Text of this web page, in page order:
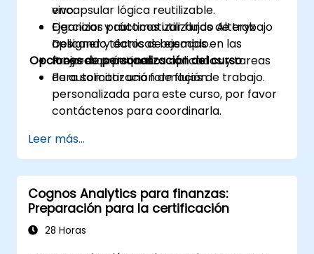
encapsular lógica reutilizable.
Oganizar y automatizar flujos de trabajo
aplicando técnicas basadas en las
mejores prácticas.
vivo.
Ejercicios prácticos utilizando Alteryx
Designer y datos de ejemplo.
Proyectos pequeños aplicados y tareas
de automatización de flujos de trabajo.
Opciones de personalización del curso
Para solicitar una formación
personalizada para este curso, por favor
contáctenos para coordinarla.
Leer más...
Cognos Analytics para finanzas:
Preparación para la certificación
28 Horas